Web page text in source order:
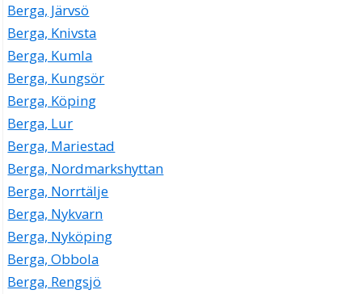
Berga, Järvsö
Berga, Knivsta
Berga, Kumla
Berga, Kungsör
Berga, Köping
Berga, Lur
Berga, Mariestad
Berga, Nordmarkshyttan
Berga, Norrtälje
Berga, Nykvarn
Berga, Nyköping
Berga, Obbola
Berga, Rengsjö